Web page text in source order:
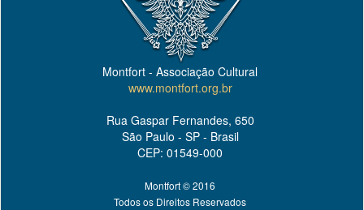
Montfort - Associação Cultural
www.montfort.org.br
Rua Gaspar Fernandes, 650
São Paulo - SP - Brasil
CEP: 01549-000
Montfort © 2016
Todos os Direitos Reservados